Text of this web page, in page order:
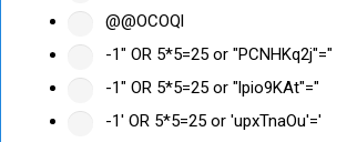
@@OCOQl
-1" OR 5*5=25 or "PCNHKq2j"="
-1" OR 5*5=25 or "lpio9KAt"="
-1' OR 5*5=25 or 'upxTnaOu'='